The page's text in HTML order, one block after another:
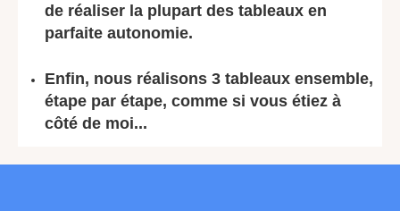
de réaliser la plupart des tableaux en
parfaite autonomie.
Enfin, nous réalisons 3 tableaux ensemble,
étape par étape, comme si vous étiez à
côté de moi...